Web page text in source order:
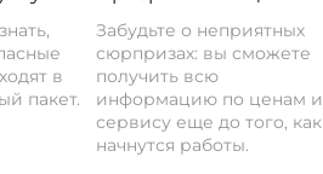
в
пакет.
Забудьте о неприятных
сюрпризах: вы сможете
получить всю
информацию по ценам и
сервису еще до того, как
начнутся работы.